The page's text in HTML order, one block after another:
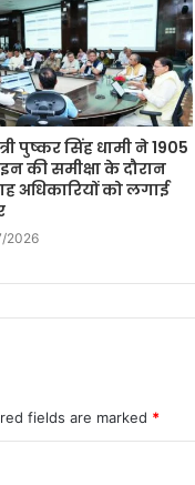
पुष्कर सिंह धामी ने 1905
की समीक्षा के दौरान
अधिकारियों को लगाई
2026
fields are marked *